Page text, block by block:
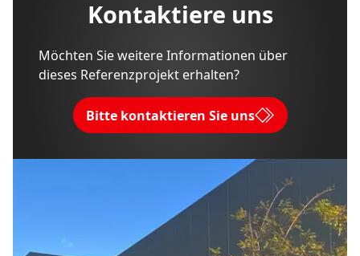
Kontaktiere uns
Möchten Sie weitere Informationen über
dieses Referenzprojekt erhalten?
Bitte kontaktieren Sie uns